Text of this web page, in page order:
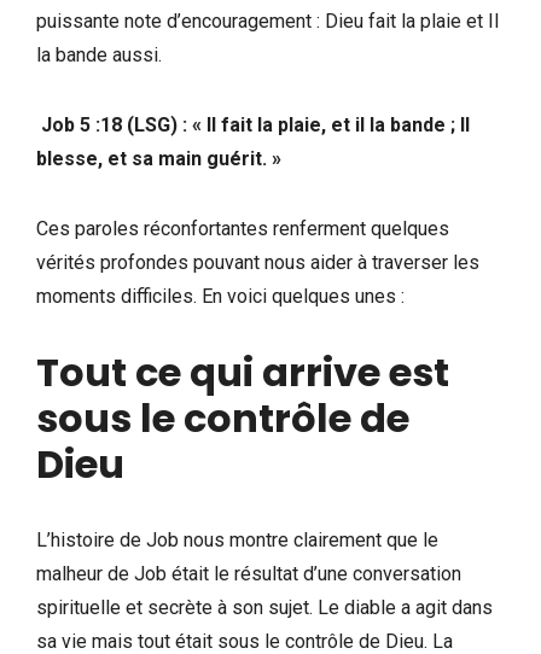
puissante note d’encouragement : Dieu fait la plaie et Il
la bande aussi.
Job 5 :18 (LSG) : « Il fait la plaie, et il la bande ; Il
blesse, et sa main guérit. »
Ces paroles réconfortantes renferment quelques
vérités profondes pouvant nous aider à traverser les
moments difficiles. En voici quelques unes :
Tout ce qui arrive est
sous le contrôle de
Dieu
L’histoire de Job nous montre clairement que le
malheur de Job était le résultat d’une conversation
spirituelle et secrète à son sujet. Le diable a agit dans
sa vie mais tout était sous le contrôle de Dieu. La